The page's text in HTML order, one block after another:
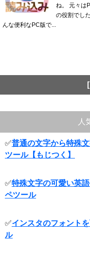
ね。 元々は
の役割でし
んな便利なPC版で...
人
✅普通の文字から特殊
ツール【もじつく】
✅特殊文字の可愛い英
ペツール
✅インスタのフォント
ル